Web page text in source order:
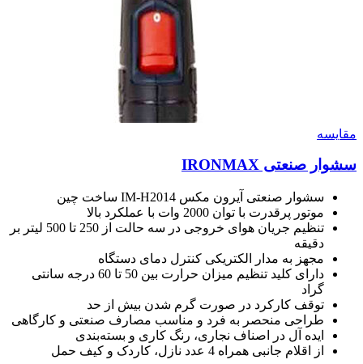
مقايسه
سشوار صنعتی IRONMAX
سشوار صنعتی آیرون مکس IM-H2014 ساخت چین
موتور پرقدرت با توان 2000 وات با عملکرد بالا
تنظیم جریان هوای خروجی در سه حالت از 250 تا 500 لیتر بر
دقیقه
مجهز به مدار الکتریکی کنترل دمای دستگاه
دارای کلید تنظیم میزان حرارت بین 50 تا 60 درجه سانتی
گراد
توقف کارکرد در صورت گرم شدن بیش از حد
طراحی منحصر به فرد و مناسب مصارف صنعتی و کارگاهی
ایده آل در اصناف نجاری، رنگ کاری و بسته‌بندی
از اقلام جانبی همراه 4 عدد نازل، کاردک و کیف حمل